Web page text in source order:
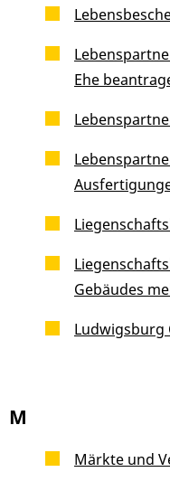
Ehe
Gebäudes
Ludwigsburg
M
Märkte und